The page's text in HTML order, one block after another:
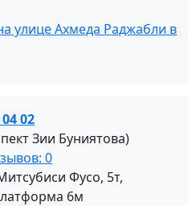
улице Ахмеда Раджабли в
02
Зии Буниятова)
0
Фусо, 5т,
6м